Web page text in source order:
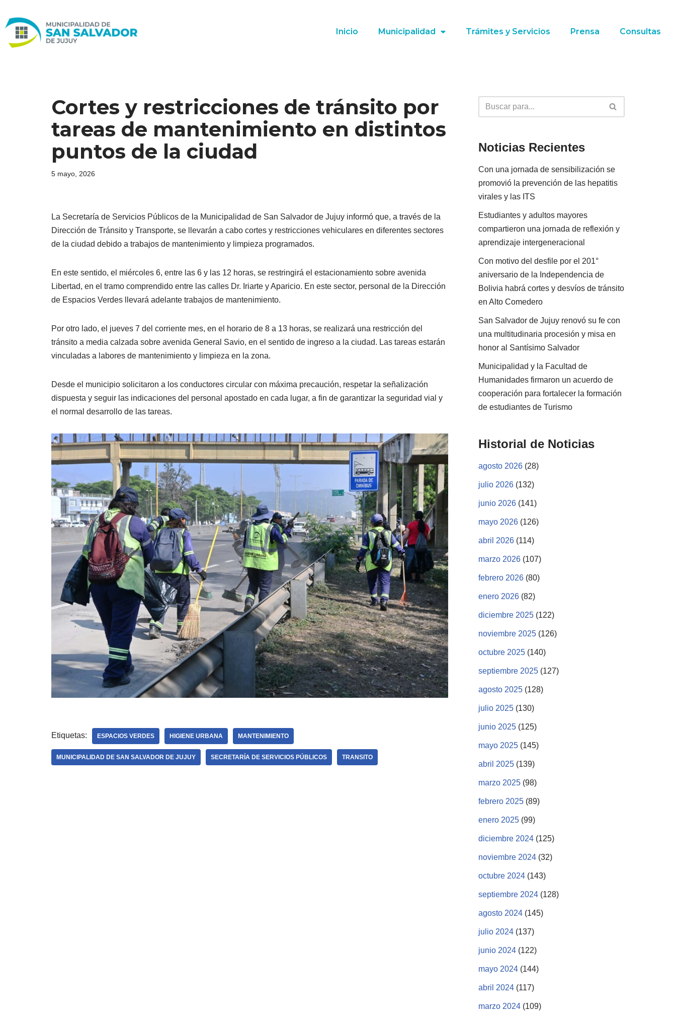
Ir
al
Inicio Municipalidad Trámites y Servicios Prensa Consultas
Cortes y restricciones de tránsito por
tareas de mantenimiento en distintos
puntos de la ciudad
5 mayo, 2026
La Secretaría de Servicios Públicos de la Municipalidad de San Salvador de Jujuy informó que, a través de la
Dirección de Tránsito y Transporte, se llevarán a cabo cortes y restricciones vehiculares en diferentes sectores
de la ciudad debido a trabajos de mantenimiento y limpieza programados.
En este sentido, el miércoles 6, entre las 6 y las 12 horas, se restringirá el estacionamiento sobre avenida
Libertad, en el tramo comprendido entre las calles Dr. Iriarte y Aparicio. En este sector, personal de la Dirección
de Espacios Verdes llevará adelante trabajos de mantenimiento.
Por otro lado, el jueves 7 del corriente mes, en el horario de 8 a 13 horas, se realizará una restricción del
tránsito a media calzada sobre avenida General Savio, en el sentido de ingreso a la ciudad. Las tareas estarán
vinculadas a labores de mantenimiento y limpieza en la zona.
Desde el municipio solicitaron a los conductores circular con máxima precaución, respetar la señalización
dispuesta y seguir las indicaciones del personal apostado en cada lugar, a fin de garantizar la seguridad vial y
el normal desarrollo de las tareas.
Etiquetas: ESPACIOS VERDES HIGIENE URBANA MANTENIMIENTO
MUNICIPALIDAD DE SAN SALVADOR DE JUJUY SECRETARÍA DE SERVICIOS PÚBLICOS TRANSITO
Noticias Recientes
Con una jornada de sensibilización se
promovió la prevención de las hepatitis
virales y las ITS
Estudiantes y adultos mayores
compartieron una jornada de reflexión y
aprendizaje intergeneracional
Con motivo del desfile por el 201°
aniversario de la Independencia de
Bolivia habrá cortes y desvíos de tránsito
en Alto Comedero
San Salvador de Jujuy renovó su fe con
una multitudinaria procesión y misa en
honor al Santísimo Salvador
Municipalidad y la Facultad de
Humanidades firmaron un acuerdo de
cooperación para fortalecer la formación
de estudiantes de Turismo
Historial de Noticias
agosto 2026 (28)
julio 2026 (132)
junio 2026 (141)
mayo 2026 (126)
abril 2026 (114)
marzo 2026 (107)
febrero 2026 (80)
enero 2026 (82)
diciembre 2025 (122)
noviembre 2025 (126)
octubre 2025 (140)
septiembre 2025 (127)
agosto 2025 (128)
julio 2025 (130)
junio 2025 (125)
mayo 2025 (145)
abril 2025 (139)
marzo 2025 (98)
febrero 2025 (89)
enero 2025 (99)
diciembre 2024 (125)
noviembre 2024 (32)
octubre 2024 (143)
septiembre 2024 (128)
agosto 2024 (145)
julio 2024 (137)
junio 2024 (122)
mayo 2024 (144)
abril 2024 (117)
marzo 2024 (109)